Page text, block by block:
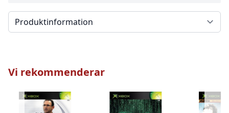
Välj en flik
Vi rekommenderar